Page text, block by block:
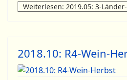
Weiterlesen: 2019.05: 3-
2018.10: R4-Wein-